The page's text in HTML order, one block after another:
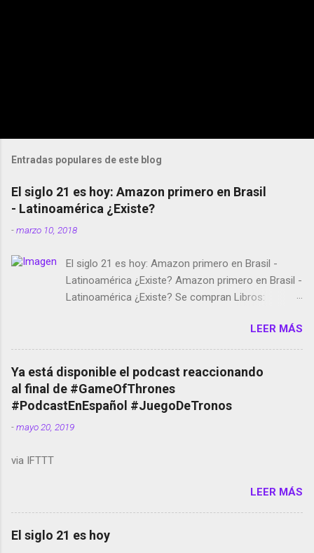
Entradas populares de este blog
El siglo 21 es hoy: Amazon primero en Brasil
- Latinoamérica ¿Existe?
-marzo 10, 2018
El siglo 21 es hoy: Amazon primero en Brasil -
Latinoamérica ¿Existe? Amazon primero en Brasil -
Latinoamérica ¿Existe? Se compran Libros:
temporada de Black Mirror Twitter deja de verificar
cuentas Responden los fotógrafos Brian May y el
copyright en Instagram Música y vídeo selfies en la
red social Riddley Scott saca a Kevin Spacey de su
película Francisco regaña a los que usan el
smartphone en sus misas La serie de la Tierra
Media GoBee - StartUp de bicicletas de alquiler
Live Photos en Google Photos Llegando Partimos
Dictados en Android El tamaño y su importancia...
LEER MÁS
Ya está disponible el podcast reaccionando
al final de #GameOfThrones
#PodcastEnEspañol #JuegoDeTronos
-mayo 20, 2019
via IFTTT
LEER MÁS
El siglo 21 es hoy